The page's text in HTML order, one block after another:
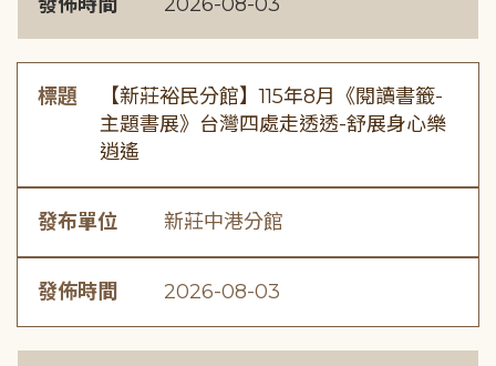
標題
【新莊裕民分館】115年8月《閱讀書籤-
主題書展》台灣四處走透透-舒展身心樂
逍遙
發布單位 新莊中港分館
發佈時間 2026-08-03